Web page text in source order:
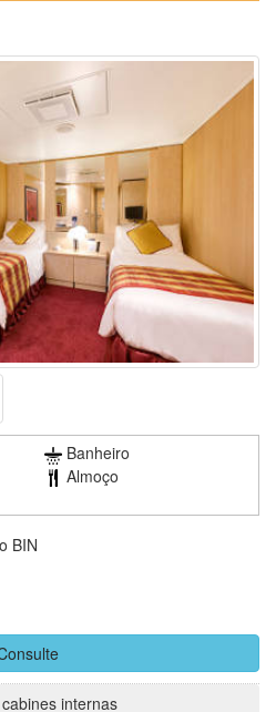
Banheiro
Almoço
BIN
internas